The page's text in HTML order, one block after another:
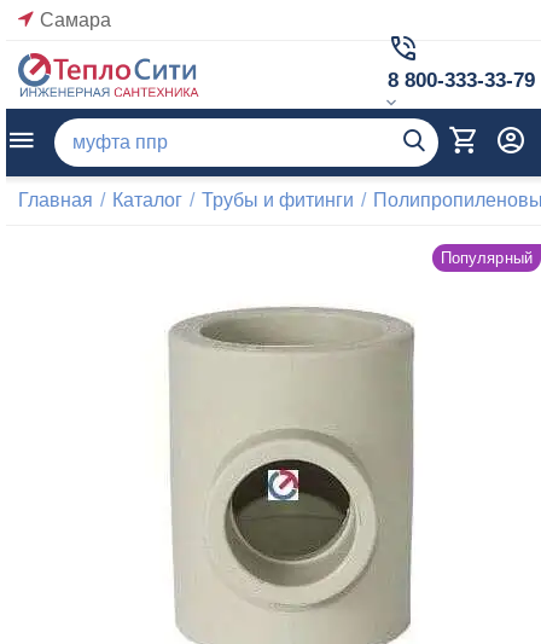
Самара
8 800-333-33-79
Главная / Каталог / Трубы и фитинги /
Популярный